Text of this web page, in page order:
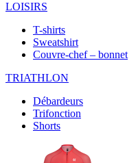
LOISIRS
T-shirts
Sweatshirt
Couvre-chef – bonnet
TRIATHLON
Débardeurs
Trifonction
Shorts